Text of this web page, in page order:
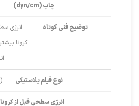
چاپ (dyn/cm)
توضیح فنی کوتاه
انرژی
کرونا
نوع فیلم پلاستیکی
انرژی سطحی قبل از کرونا